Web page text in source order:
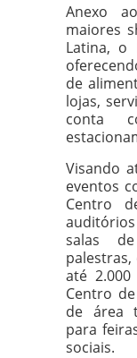
Anexo
maiores
Latina, o
de
lojas,
conta
Visando
eventos
Centro
salas
até
Centro
de área
para
sociais.